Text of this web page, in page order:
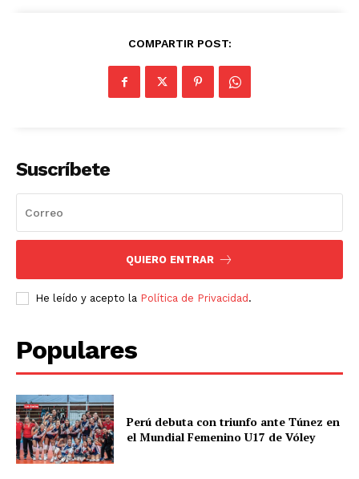
COMPARTIR POST:
Suscríbete
QUIERO ENTRAR
He leído y acepto la Política de Privacidad .
Populares
Perú debuta con triunfo ante Túnez en
el Mundial Femenino U17 de Vóley